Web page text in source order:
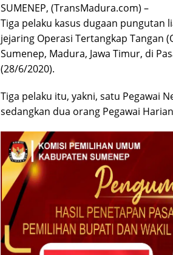
SUMENEP, (TransMadura.com) –
Tiga pelaku kasus dugaan pungutan
jejaring Operasi Tertangkap Tangan
Sumenep, Madura, Jawa Timur, di
(28/6/2020).
Tiga pelaku itu, yakni, satu Pegawai
sedangkan dua orang Pegawai